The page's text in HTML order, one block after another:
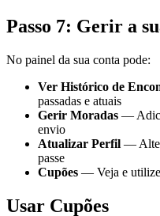
Passo 7: Gerir a
No painel da sua conta pode:
Ver Histórico de
passadas e atuais
Gerir Moradas —
envio
Atualizar Perfil —
passe
Cupões — Veja e utilize
Usar Cupões